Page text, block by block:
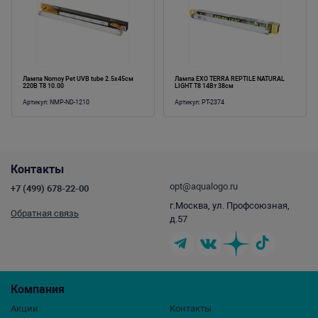
Лампа Nomoy Pet UVB tube 2.5х45см
220В T8 10.00
Артикул: NMP-ND-1210
Лампа EXO TERRA REPTILE NATURAL
LIGHT Т8 14Вт 38см
Артикул: PT-2374
Компания
Акции
Контакты
Контакты
+7 (499) 678-22-00
Обратная связь
opt@aqualogo.ru
г.Москва, ул. Профсоюзная,
д.57